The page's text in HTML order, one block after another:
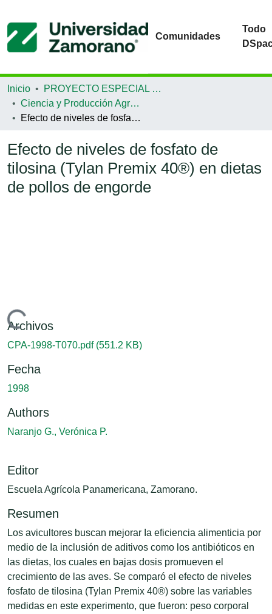
Comunidades
Todo
Inicio
PROYECTO ESPECIAL DE GRADUACIÓN
Ciencia y Producción Agropecuaria
Efecto de niveles de fosfato de tilosina (Tylan Premix 40®) en dietas de pollos de engorde
Efecto de niveles de fosfato de
tilosina (Tylan Premix 40®) en dietas
de pollos de engorde
Cargando...
Archivos
CPA-1998-T070.pdf (551.2 KB)
Fecha
1998
Authors
Naranjo G., Verónica P.
Editor
Escuela Agrícola Panamericana, Zamorano.
Resumen
Los avicultores buscan mejorar Ia eficiencia alimenticia por
medio de Ia inclusión de aditivos como los antibióticos en
las dietas, los cuales en bajas dosis promueven el
crecimiento de las aves. Se comparó el efecto de niveles
fosfato de tilosina (Tylan Premix 40®) sobre las variables
medidas en este experimento, que fueron: peso corporal